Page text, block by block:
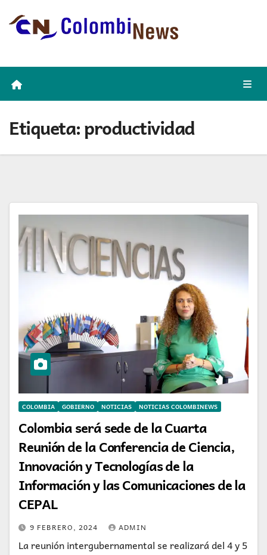
Etiqueta:productividad
COLOMBIA GOBIERNO NOTICIAS NOTICIAS COLOMBINEWS
Colombia será sede de la Cuarta
Reunión de la Conferencia de Ciencia,
Innovación y Tecnologías de la
Información y las Comunicaciones de la
CEPAL
9 FEBRERO, 2024 ADMIN
La reunión intergubernamental se realizará del 4 y 5